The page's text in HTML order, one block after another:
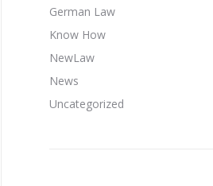
German Law
Know How
NewLaw
News
Uncategorized